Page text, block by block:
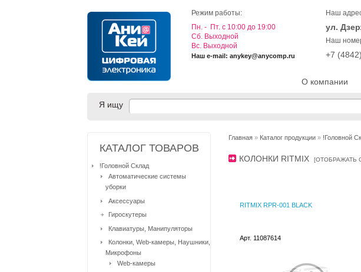
О компании
Режим работы:
Пн. - Пт. с 10:00 до 19:00
Cб. Выходной
Вс. Выходной
Наш e-mail: anykey@anycomp.ru
Наш
ул.
Наш
+7 (4842)
Я ищу
Главная » Каталог продукции » !Головной
КОЛОНКИ RITMIX [ОТОБРАЖАТЬ
RITMIX RPR-001 BLACK
Арт. 11087614
КАТАЛОГ ТОВАРОВ
!Головной Склад
Автоматические системы
уборки
Аксессуары
Гироскутеры
Клавиатуры, Манипуляторы
Колонки, Web-камеры, Наушники,
Микрофоны
Web-камеры